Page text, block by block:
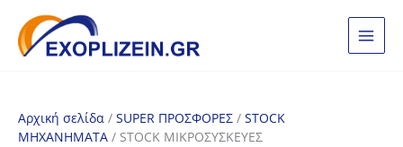
στο
περιεχόμενο
Αρχική σελίδα / SUPER ΠΡΟΣΦΟΡΕΣ / STOCK
ΜΗΧΑΝΗΜΑΤΑ / STOCK ΜΙΚΡΟΣΥΣΚΕΥΕΣ